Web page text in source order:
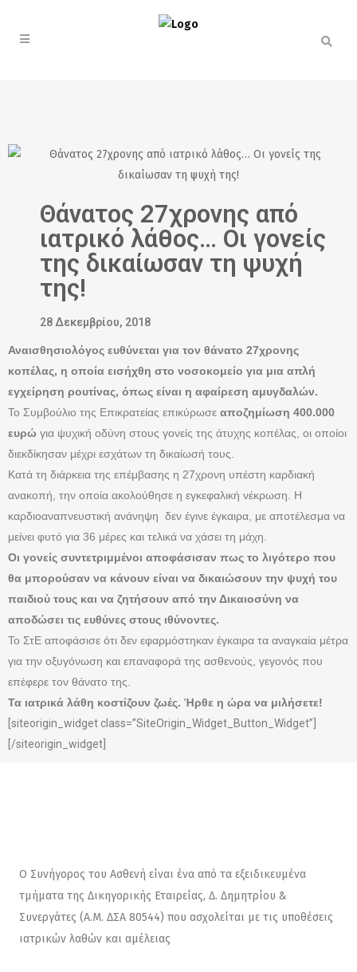
Θάνατος 27χρονης από
ιατρικό λάθος… Οι γονείς
της δικαίωσαν τη ψυχή
της!
28 Δεκεμβρίου, 2018
Αναισθησιολόγος ευθύνεται για τον θάνατο 27χρονης
κοπέλας, η οποία εισήχθη στο νοσοκομείο για μια απλή
εγχείρηση ρουτίνας, όπως είναι η αφαίρεση αμυγδαλών.
Το Συμβούλιο της Επικρατείας επικύρωσε αποζημίωση 400.000
ευρώ για ψυχική οδύνη στους γονείς της άτυχης κοπέλας, οι οποίοι
διεκδίκησαν μέχρι εσχάτων τη δικαίωσή τους.
Κατά τη διάρκεια της επέμβασης η 27χρονη υπέστη καρδιακή
ανακοπή, την οποία ακολούθησε η εγκεφαλική νέκρωση. Η
καρδιοαναπνευστική ανάνηψη δεν έγινε έγκαιρα, με αποτέλεσμα να
μείνει φυτό για 36 μέρες και τελικά να χάσει τη μάχη.
Οι γονείς συντετριμμένοι αποφάσισαν πως το λιγότερο που
θα μπορούσαν να κάνουν είναι να δικαιώσουν την ψυχή του
παιδιού τους και να ζητήσουν από την Δικαιοσύνη να
αποδώσει τις ευθύνες στους ιθύνοντες.
Το ΣτΕ αποφάσισε ότι δεν εφαρμόστηκαν έγκαιρα τα αναγκαία μέτρα
για την οξυγόνωση και επαναφορά της ασθενούς, γεγονός που
επέφερε τον θάνατο της.
Τα ιατρικά λάθη κοστίζουν ζωές. Ήρθε η ώρα να μιλήσετε!
[siteorigin_widget class=”SiteOrigin_Widget_Button_Widget”]
[/siteorigin_widget]
Ο Συνήγορος του Ασθενή είναι ένα από τα εξειδικευμένα
τμήματα της Δικηγορικής Εταιρείας, Δ. Δημητρίου &
Συνεργάτες (Α.Μ. ΔΣΑ 80544) που ασχολείται με τις υποθέσεις
ιατρικών λαθών και αμέλειας